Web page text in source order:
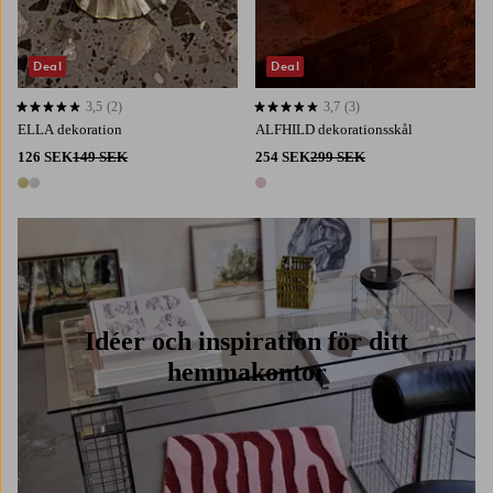
ELLA dekoration
126 SEK149 SEK
2 färger
3,5 baserat på 2 st betyg
3,5 (2)
Deal
ALFHILD dekorationsskål
254 SEK299 SEK
1 färg
3,7 baserat på 3 st betyg
3,7 (3)
Deal
Idéer och inspiration för ditt
hemmakontor